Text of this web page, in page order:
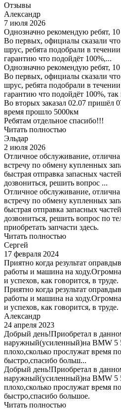
Отзывы
Александр
7 июля 2026
Однозначно рекомендую ребят, 10
Во первых, официалы сказали
шрус, ребята подобрали в
гарантию что подойдёт 100%,...
Однозначно рекомендую ребят, 10
Во первых, официалы сказали
шрус, ребята подобрали в
гарантию что подойдёт 100%, так
Во вторых заказал 02.07 пришёл
время прошло 5000км
Ребятам отдельное спасибо!!!
Читать полностью
Эльдар
2 июля 2026
Отличное обслуживание,
встречу по обмену купленных
быстрая отправка запасных
дозвониться, решить вопрос ...
Отличное обслуживание,
встречу по обмену купленных
быстрая отправка запасных
дозвониться, решить вопрос по
приобретать запчасти здесь.
Читать полностью
Сергей
17 февраля 2024
Приятно когда результат
работы и машина на
и успехов, как говорится, в труде.
Приятно когда результат
работы и машина на
и успехов, как говорится, в труде.
Александр
24 апреля 2023
Добрый день!Приобретал в
наружный(усиленный)на BMW 5
плохо,сколько прослужат время
быстро,спасибо больш...
Добрый день!Приобретал в
наружный(усиленный)на BMW 5
плохо,сколько прослужат время
быстро,спасибо большое.
Читать полностью